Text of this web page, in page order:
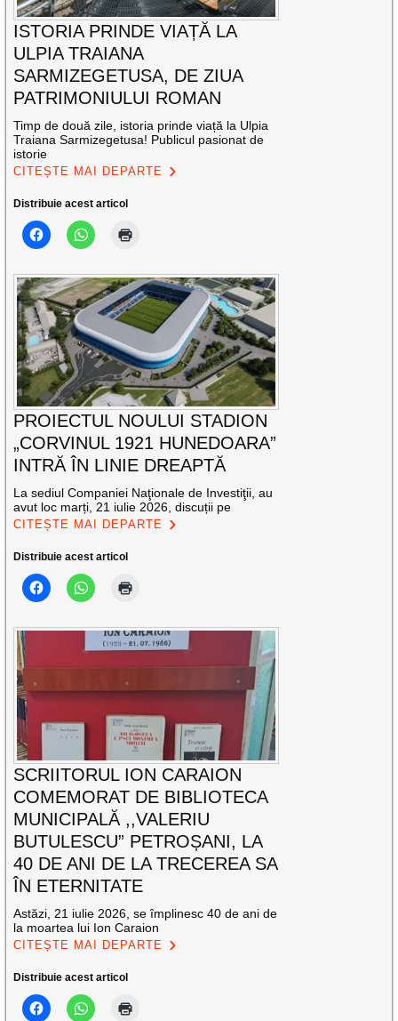
ISTORIA PRINDE VIAȚĂ LA
ULPIA TRAIANA
SARMIZEGETUSA, DE ZIUA
PATRIMONIULUI ROMAN
Timp de două zile, istoria prinde viață la Ulpia
Traiana Sarmizegetusa! Publicul pasionat de
istorie
CITEȘTE MAI DEPARTE
Distribuie acest articol
PROIECTUL NOULUI STADION
„CORVINUL 1921 HUNEDOARA”
INTRĂ ÎN LINIE DREAPTĂ
La sediul Companiei Naţionale de Investiţii, au
avut loc marți, 21 iulie 2026, discuții pe
CITEȘTE MAI DEPARTE
Distribuie acest articol
SCRIITORUL ION CARAION
COMEMORAT DE BIBLIOTECA
MUNICIPALĂ ,,VALERIU
BUTULESCU” PETROȘANI, LA
40 DE ANI DE LA TRECEREA SA
ÎN ETERNITATE
Astăzi, 21 iulie 2026, se împlinesc 40 de ani de
la moartea lui Ion Caraion
CITEȘTE MAI DEPARTE
Distribuie acest articol